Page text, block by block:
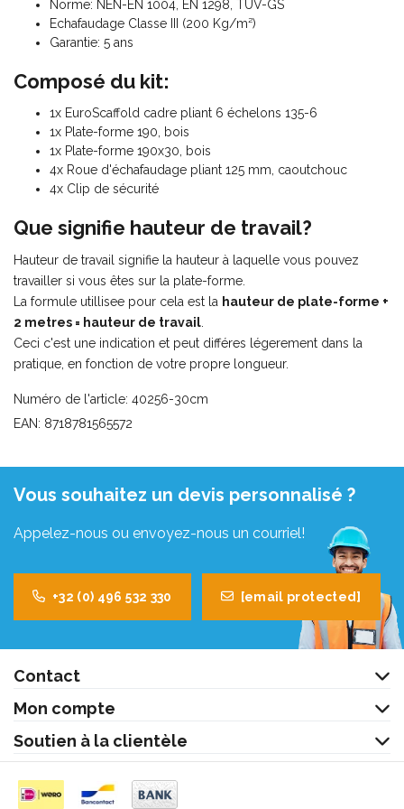
Norme: NEN-EN 1004, EN 1298, TÜV-GS
Echafaudage Classe III (200 Kg/m²)
Garantie: 5 ans
Composé du kit:
1x EuroScaffold cadre pliant 6 échelons 135-6
1x Plate-forme 190, bois
1x Plate-forme 190x30, bois
4x Roue d'échafaudage pliant 125 mm, caoutchouc
4x Clip de sécurité
Que signifie hauteur de travail?
Hauteur de travail signifie la hauteur à laquelle vous pouvez
travailler si vous êtes sur la plate-forme.
La formule utillisee pour cela est la hauteur de plate-forme +
2 metres = hauteur de travail
Ceci c'est une indication et peut différes légerement dans la
pratique, en fonction de votre propre longueur.
Numéro de l'article: 40256-30cm
EAN: 8718781565572
Vous souhaitez un devis personnalisé ?
Appelez-nous ou envoyez-nous un courriel!
+32 (0) 496 532 330 [email protected]
Contact
Mon compte
Soutien à la clientèle